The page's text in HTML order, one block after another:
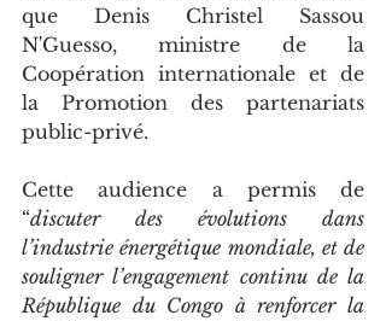
que Denis Christel Sassou
N'Guesso, ministre de la
Coopération internationale et de
la Promotion des partenariats
public-privé.
Cette audience a permis de
“discuter des évolutions dans
l’industrie énergétique mondiale, et de
souligner l’engagement continu de la
République du Congo à renforcer la